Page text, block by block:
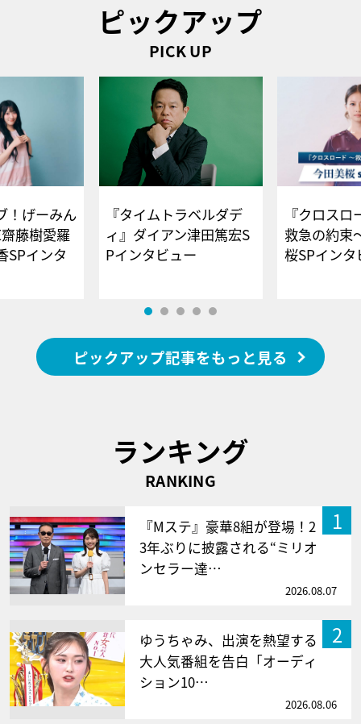
ピックアップ
PICK UP
！げーみん
藤樹愛羅
SPインタ
『タイムトラベルダデ
ィ』ダイアン津田篤宏S
Pインタビュー
『クロス
救急の約束
桜SPイ
ピックアップ記事をもっと見る
ランキング
RANKING
1
『Mステ』豪華8組が登場！2
3年ぶりに披露される“ミリオ
ンセラー達…
2026.08.07
2
ゆうちゃみ、出演を熱望する
大人気番組を告白「オーディ
ション10…
2026.08.06